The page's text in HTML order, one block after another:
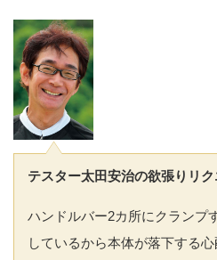
テスター太田安治の欲張りリク
ハンドルバー2カ所にクランプ
しているから本体が落下する心